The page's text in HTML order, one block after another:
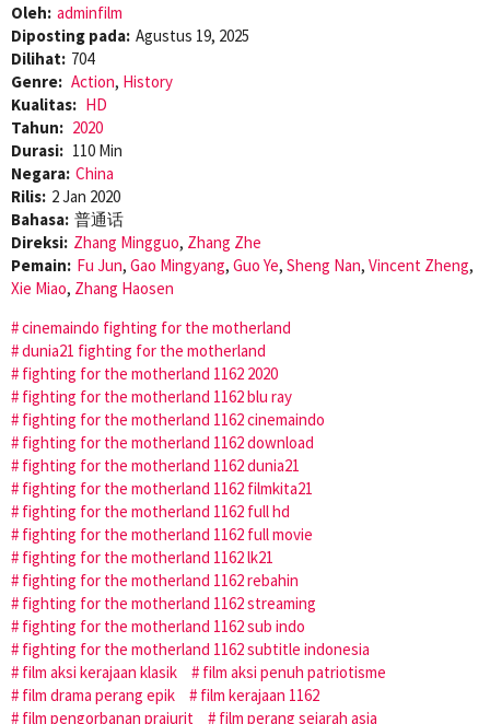
Oleh: adminfilm
Diposting pada: Agustus 19, 2025
Dilihat: 704
Genre: Action, History
Kualitas: HD
Tahun: 2020
Durasi: 110 Min
Negara: China
Rilis: 2 Jan 2020
Bahasa: 普通话
Direksi: Zhang Mingguo, Zhang Zhe
Pemain: Fu Jun, Gao Mingyang, Guo Ye, Sheng Nan, Vincent Zheng,
Xie Miao, Zhang Haosen
cinemaindo fighting for the motherland
dunia21 fighting for the motherland
fighting for the motherland 1162 2020
fighting for the motherland 1162 blu ray
fighting for the motherland 1162 cinemaindo
fighting for the motherland 1162 download
fighting for the motherland 1162 dunia21
fighting for the motherland 1162 filmkita21
fighting for the motherland 1162 full hd
fighting for the motherland 1162 full movie
fighting for the motherland 1162 lk21
fighting for the motherland 1162 rebahin
fighting for the motherland 1162 streaming
fighting for the motherland 1162 sub indo
fighting for the motherland 1162 subtitle indonesia
film aksi kerajaan klasik
film aksi penuh patriotisme
film drama perang epik
film kerajaan 1162
film pengorbanan prajurit
film perang sejarah asia